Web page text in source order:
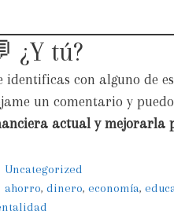
¿Y tú?
identificas con alguno de
un comentario y
actual y mejorarla
Uncategorized
ahorro,dinero,economía,